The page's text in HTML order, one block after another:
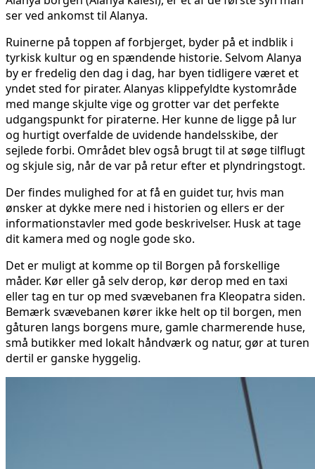
ser ved ankomst til Alanya.
Ruinerne på toppen af forbjerget, byder på et indblik i
tyrkisk kultur og en spændende historie. Selvom Alanya
by er fredelig den dag i dag, har byen tidligere været et
yndet sted for pirater. Alanyas klippefyldte kystområde
med mange skjulte vige og grotter var det perfekte
udgangspunkt for piraterne. Her kunne de ligge på lur
og hurtigt overfalde de uvidende handelsskibe, der
sejlede forbi. Området blev også brugt til at søge tilflugt
og skjule sig, når de var på retur efter et plyndringstogt.
Der findes mulighed for at få en guidet tur, hvis man
ønsker at dykke mere ned i historien og ellers er der
informationstavler med gode beskrivelser. Husk at tage
dit kamera med og nogle gode sko.
Det er muligt at komme op til Borgen på forskellige
måder. Kør eller gå selv derop, kør derop med en taxi
eller tag en tur op med svævebanen fra Kleopatra siden.
Bemærk svævebanen kører ikke helt op til borgen, men
gåturen langs borgens mure, gamle charmerende huse,
små butikker med lokalt håndværk og natur, gør at turen
dertil er ganske hyggelig.